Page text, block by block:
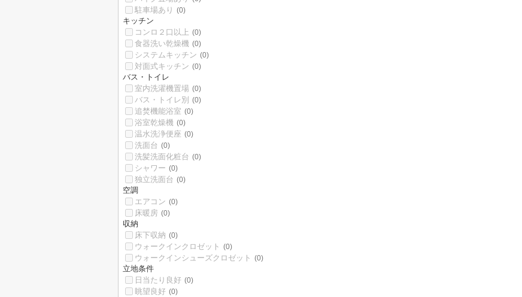
駐車場あり (0)
キッチン
コンロ２口以上 (0)
食器洗い乾燥機 (0)
システムキッチン (0)
対面式キッチン (0)
バス・トイレ
室内洗濯機置場 (0)
バス・トイレ別 (0)
追焚機能浴室 (0)
浴室乾燥機 (0)
温水洗浄便座 (0)
洗面台 (0)
洗髪洗面化粧台 (0)
シャワー (0)
独立洗面台 (0)
空調
エアコン (0)
床暖房 (0)
収納
床下収納 (0)
ウォークインクロゼット (0)
ウォークインシューズクロゼット (0)
立地条件
日当たり良好 (0)
眺望良好 (0)